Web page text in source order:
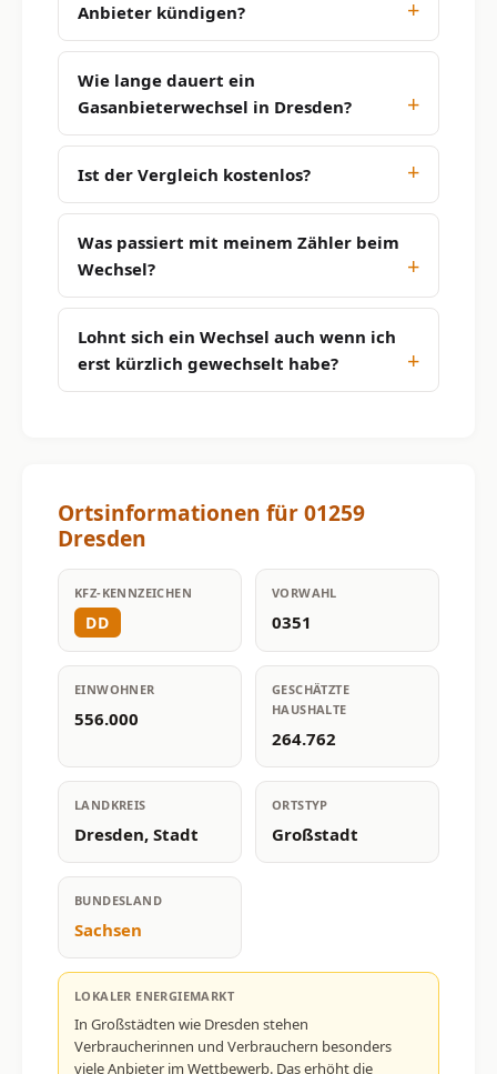
Anbieter kündigen?
Wie lange dauert ein
Gasanbieterwechsel in Dresden?
Ist der Vergleich kostenlos?
Was passiert mit meinem Zähler beim
Wechsel?
Lohnt sich ein Wechsel auch wenn ich
erst kürzlich gewechselt habe?
Ortsinformationen für 01259
Dresden
KFZ-KENNZEICHEN
DD
VORWAHL
0351
EINWOHNER
556.000
GESCHÄTZTE
HAUSHALTE
264.762
LANDKREIS
Dresden, Stadt
ORTSTYP
Großstadt
BUNDESLAND
Sachsen
LOKALER ENERGIEMARKT
In Großstädten wie Dresden stehen
Verbraucherinnen und Verbrauchern besonders
viele Anbieter im Wettbewerb. Das erhöht die